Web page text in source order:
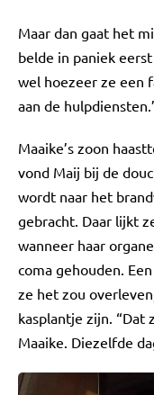
Maar dan gaat het
belde in paniek
wel hoezeer ze een
aan de
Maaike’s zoon
vond Maij bij de
wordt naar het
gebracht. Daar lijkt
wanneer haar
coma gehouden.
ze het zou
kasplantje zijn.
Maaike. Diezelfde